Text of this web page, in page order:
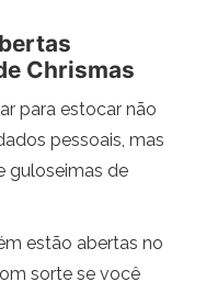
Chrismas
para estocar não
pessoais, mas
guloseimas de
estão abertas no
sorte se você